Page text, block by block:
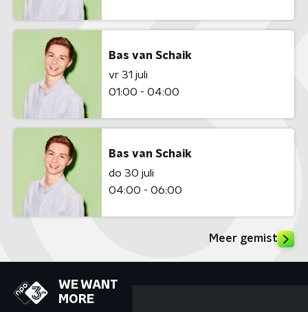
Bas van Schaik
vr 31 juli
01:00 - 04:00
Bas van Schaik
do 30 juli
04:00 - 06:00
Meer gemist
WE WANT
MORE